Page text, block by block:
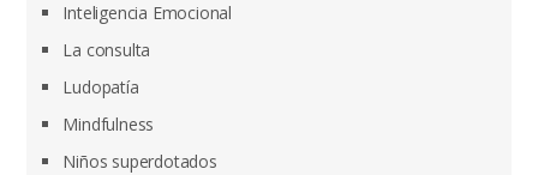
Inteligencia Emocional
La consulta
Ludopatía
Mindfulness
Niños superdotados